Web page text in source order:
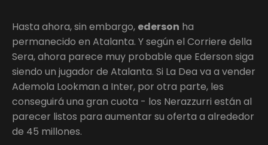
Hasta ahora, sin embargo, ederson ha
permanecido en Atalanta. Y según el Corriere della
Sera, ahora parece muy probable que Ederson siga
siendo un jugador de Atalanta. Si La Dea va a vender
Ademola Lookman a Inter, por otra parte, les
conseguirá una gran cuota - los Nerazzurri están al
parecer listos para aumentar su oferta a alrededor
de 45 millones.